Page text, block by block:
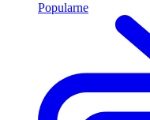
Popularne